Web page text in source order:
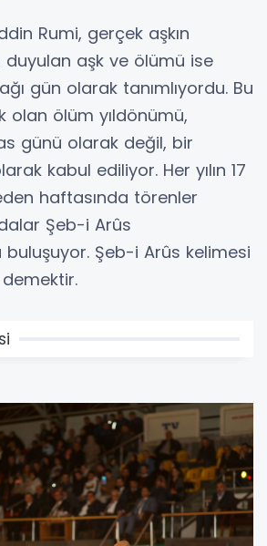
Rumi, gerçek aşkın
duyulan aşk ve ölümü ise
gün olarak tanımlıyordu. Bu
olan ölüm yıldönümü,
günü olarak değil, bir
kabul ediliyor. Her yılın 17
haftasında törenler
Şeb-i Arûs
Şeb-i Arûs kelimesi